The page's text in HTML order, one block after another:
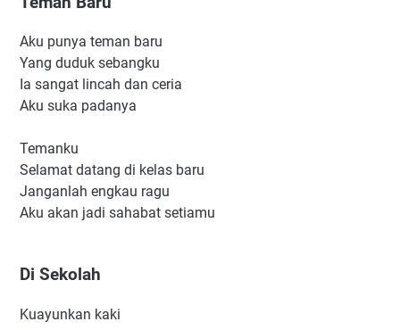
Aku punya teman baru
Yang duduk sebangku
Ia sangat lincah dan ceria
Aku suka padanya
Temanku
Selamat datang di kelas baru
Janganlah engkau ragu
Aku akan jadi sahabat setiamu
Di Sekolah
Kuayunkan kaki